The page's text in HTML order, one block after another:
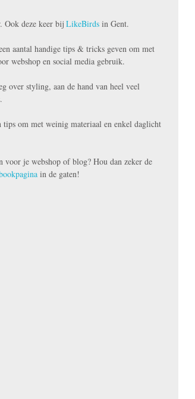
Ook deze keer bij LikeBirds in Gent.
aantal handige tips & tricks geven om met
webshop en social media gebruik.
over styling, aan de hand van heel veel
om met weinig materiaal en enkel daglicht
voor je webshop of blog? Hou dan zeker de
in de gaten!